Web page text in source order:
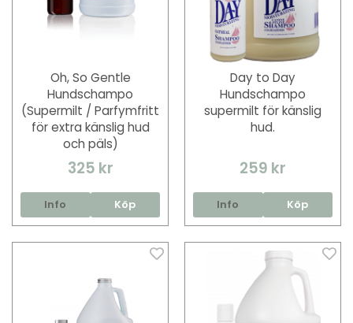
Oh, So Gentle
Hundschampo
(Supermilt / Parfymfritt
för extra känslig hud
och päls)
325 kr
Info Köp
Day to Day
Hundschampo
supermilt för känslig
hud.
259 kr
Info Köp